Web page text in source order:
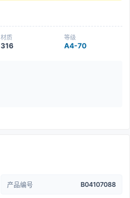
材质
316
等级
A4-70
产品编号 B04107088